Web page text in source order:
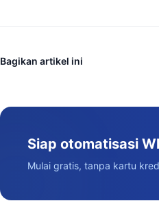
Bagikan artikel ini
Siap otomatisasi
Mulai gratis, tanpa kartu